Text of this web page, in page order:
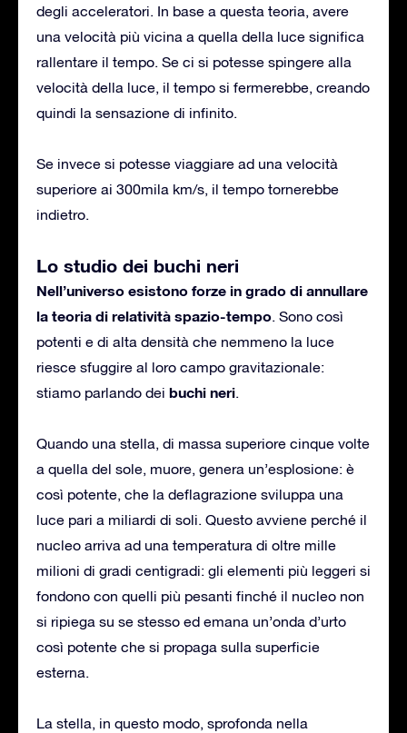
degli acceleratori. In base a questa teoria, avere
una velocità più vicina a quella della luce significa
rallentare il tempo. Se ci si potesse spingere alla
velocità della luce, il tempo si fermerebbe, creando
quindi la sensazione di infinito.
Se invece si potesse viaggiare ad una velocità
superiore ai 300mila km/s, il tempo tornerebbe
indietro.
Lo studio dei buchi neri
Nell’universo esistono forze in grado di annullare
la teoria di relatività spazio-tempo. Sono così
potenti e di alta densità che nemmeno la luce
riesce sfuggire al loro campo gravitazionale:
stiamo parlando dei buchi neri.
Quando una stella, di massa superiore cinque volte
a quella del sole, muore, genera un’esplosione: è
così potente, che la deflagrazione sviluppa una
luce pari a miliardi di soli. Questo avviene perché il
nucleo arriva ad una temperatura di oltre mille
milioni di gradi centigradi: gli elementi più leggeri si
fondono con quelli più pesanti finché il nucleo non
si ripiega su se stesso ed emana un’onda d’urto
così potente che si propaga sulla superficie
esterna.
La stella, in questo modo, sprofonda nella